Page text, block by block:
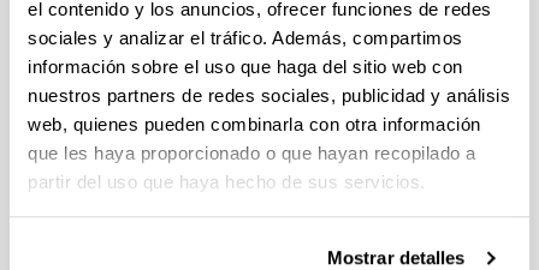
el contenido y los anuncios, ofrecer funciones de redes
sociales y analizar el tráfico. Además, compartimos
información sobre el uso que haga del sitio web con
nuestros partners de redes sociales, publicidad y análisis
web, quienes pueden combinarla con otra información
que les haya proporcionado o que hayan recopilado a
partir del uso que haya hecho de sus servicios.
Mostrar detalles
Macro-victimization and killing robots(L.
Sedeño)
Macro-victimization and killing
robots
(Estudiantes de la asignatura
Victimology del grado de Criminología de la
UPV/EHU)